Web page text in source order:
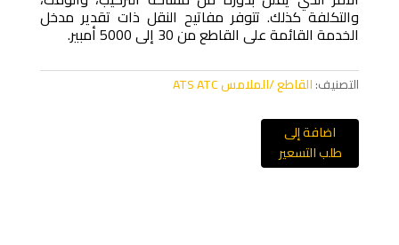
والتكلفة كذلك. تتوفر مفاتيح النقل ذات تقدير مدخل
الخدمة القائمة على القاطع من 30 إلى 5000 أمبير.
التصنيف:القاطع /الملامس ATS ATC
اضافة إلى
طلب التسعير